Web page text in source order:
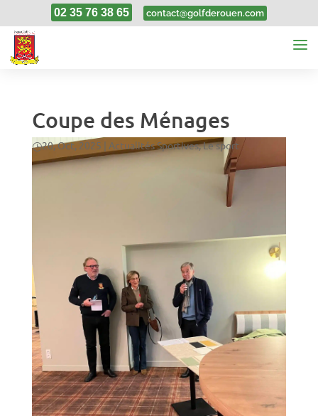
02 35 76 38 65 contact@golfderouen.com
Coupe des Ménages
20, Oct, 2025 | Actualités Sportives,Le sport